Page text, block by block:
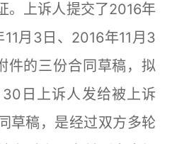
。上诉人提交了2016年
月3日、2016年11月3
件的三份合同草稿，拟
日上诉人发给被上诉
草稿，是经过双方多轮